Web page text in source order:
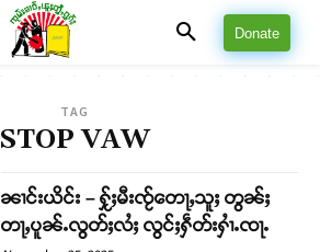
Donate
TAG
STOP VAW
ၼၢင်းယိင်း – ႁႂ်ႈမီးၸႂ်တေႃႇသူႈ တွၼ်ႈ
တႃႇပူၼ်ႉလွတ်ႈလႆႈ လွင်ႈႁဵတ်းႁၢႆႉၸႃႉ